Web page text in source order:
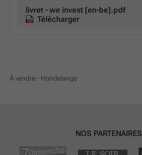
livret - we invest [en-be].pdf
Télécharger
À vendre - Hondelange
NOS PARTENAIRES